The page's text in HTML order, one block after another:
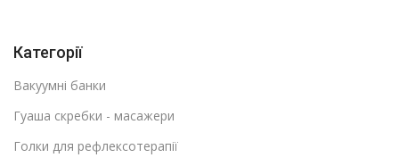
Категорії
Вакуумні банки
Гуаша скребки - масажери
Голки для рефлексотерапії